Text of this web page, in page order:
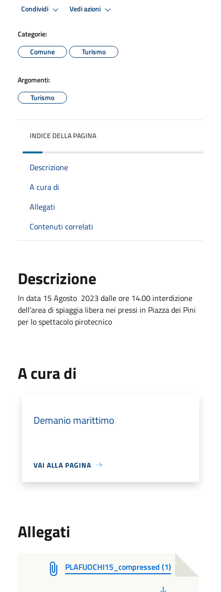
Condividi Vedi azioni
Categorie:
Comune
Turismo
Argomenti:
Turismo
INDICE DELLA PAGINA
Descrizione
A cura di
Allegati
Contenuti correlati
Descrizione
In data 15 Agosto 2023 dalle ore 14.00 interdizione
dell’area di spiaggia libera nei pressi in Piazza dei Pini
per lo spettacolo pirotecnico
A cura di
Demanio marittimo
VAI ALLA PAGINA
Allegati
PLAFUOCHI15_compressed (1)